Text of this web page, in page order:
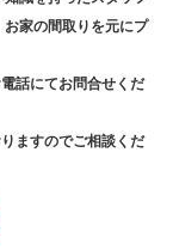
お家の間取りを元にプ
話にてお問合せくだ
ますのでご相談くだ